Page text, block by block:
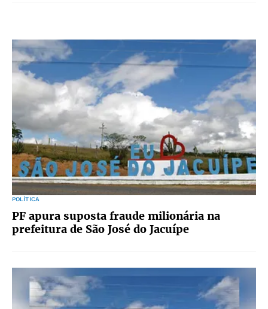
POLÍTICA
PF apura suposta fraude milionária na
prefeitura de São José do Jacuípe